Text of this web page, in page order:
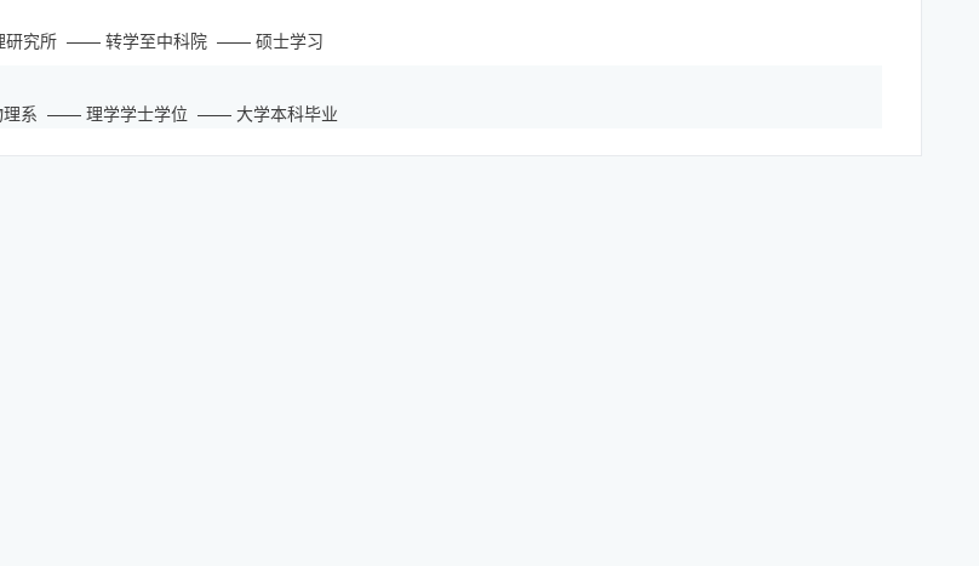
研究所 —— 转学至中科院 —— 硕士学习
系 —— 理学学士学位 —— 大学本科毕业